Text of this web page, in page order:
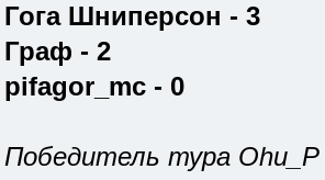
Гога Шниперсон - 3
Граф - 2
pifagor_mc - 0
Победитель тура Ohu_P